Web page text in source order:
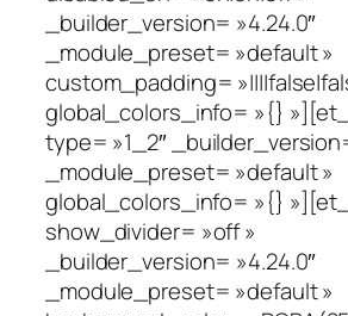
_builder_version= »4.24.0″
_module_preset= »default »
custom_padding=
global_colors_info= »{}
type= »1_2″
_module_preset= »default »
global_colors_info= »{}
show_divider= »off »
_builder_version= »4.24.0″
_module_preset= »default »